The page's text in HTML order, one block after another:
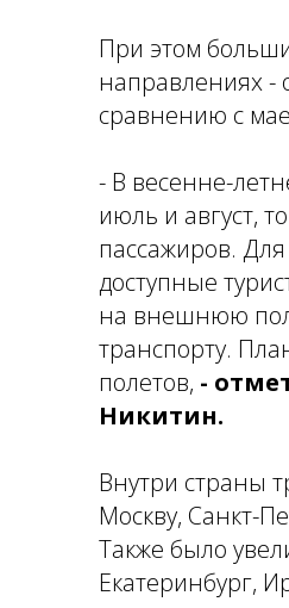
При этом
направлениях -
сравнению с
- В весенне-
июль и август,
пассажиров.
доступные
на внешнюю
транспорту.
полетов, -
Никитин.
Внутри страны
Москву, Санкт-
Также было
Екатеринбург,